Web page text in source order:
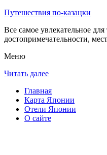
Путешествия по-казацки
Все самое увлекательное
достопримечательности,
Меню
Читать далее
Главная
Карта Японии
Отели Японии
О сайте